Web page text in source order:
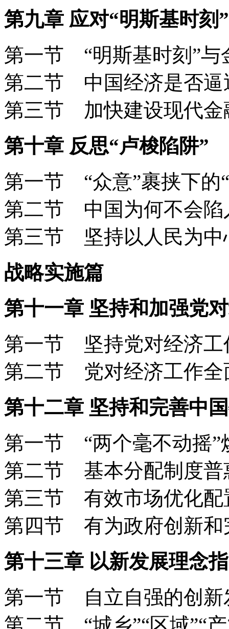
第九章 应对“明斯基时刻”
第一节 “明斯基时刻”
第二节 中国经济是否
第三节 加快建设现代
第十章 反思“卢梭陷阱”
第一节 “众意”裹挟下
第二节 中国为何不会
第三节 坚持以人民为
战略实施篇
第十一章 坚持和加强党
第一节 坚持党对经济
第二节 党对经济工作
第十二章 坚持和完善中
第一节 “两个毫不动摇
第二节 基本分配制度
第三节 有效市场优化
第四节 有为政府创新
第十三章 以新发展理念
第一节 自立自强的创
第二节 “城乡”“区域”“